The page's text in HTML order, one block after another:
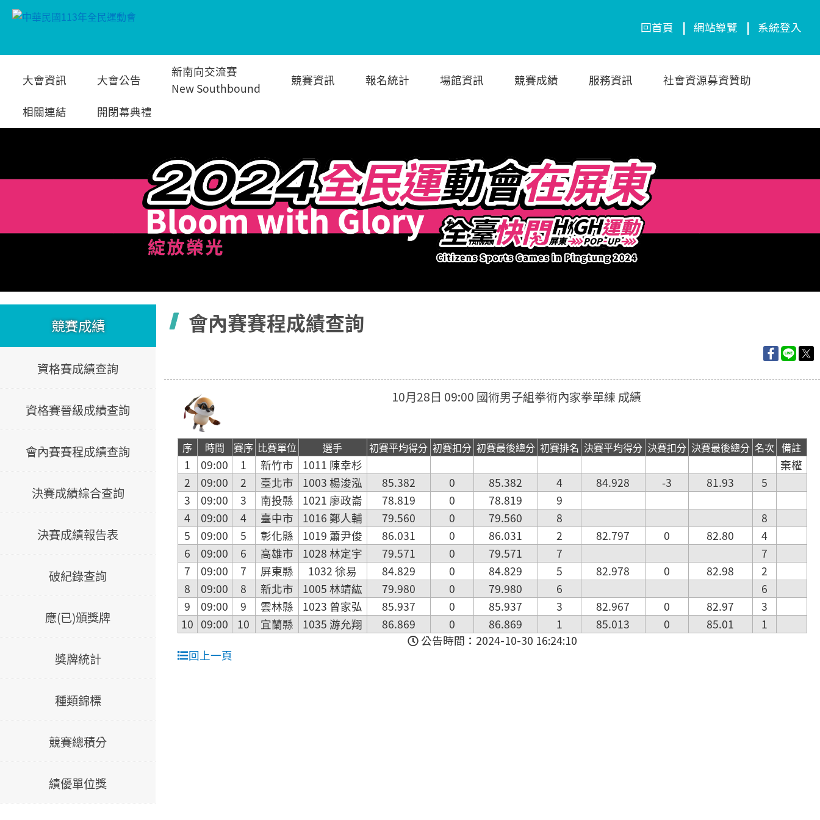
容
回首頁 | 網站導覽 | 系統登入
大會資訊 大會公告
新南向交流賽
New Southbound
競賽資訊 報名統計 場館資訊 競賽成績 服務資訊 社會資源募資贊助
相關連結 開閉幕典禮
競賽成績
資格賽成績查詢
資格賽晉級成績查詢
會內賽賽程成績查詢
決賽成績綜合查詢
決賽成績報告表
破紀錄查詢
應(已)頒獎牌
獎牌統計
種類錦標
競賽總積分
績優單位獎
會內賽賽程成績查詢
10月28日 09:00 國術男子組拳術內家拳單練 成績
序 時間 賽序 比賽單位 選手 初賽平均得分 初賽扣分 初賽最後總分 初賽排名 決賽平均得分 決賽扣分 決賽最後總分 名次 備註
1 09:00 1 新竹市 1011 陳幸杉
棄權
2
09:00 2 臺北市 1003 楊浚泓 85.382 0 85.382 4 84.928 -3 81.93
5
3
09:00 3 南投縣 1021 廖政崙 78.819 0 78.819
9
4
09:00 4 臺中市 1016 鄭人輔 79.560 0 79.560 8
8
5
09:00 5 彰化縣 1019 蕭尹俊 86.031 0 86.031 2 82.797 0 82.80
4
6
09:00 6 高雄市 1028 林定宇 79.571 0 79.571 7
7
7
09:00 7 屏東縣 1032 徐易 84.829 0 84.829 5 82.978 0 82.98
2
8
09:00 8 新北市 1005 林靖紘 79.980 0 79.980 6
6
9
09:00 9 雲林縣 1023 曾家弘 85.937 0 85.937 3 82.967 0 82.97
3
10 09:00 10 宜蘭縣 1035 游允翔 86.869 0 86.869 1 85.013 0 85.01
1
公告時間：2024-10-30 16:24:10
回上一頁